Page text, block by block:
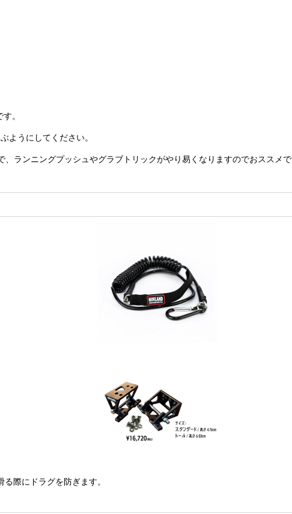
。
ようにしてください。
ランニングプッシュやグラブトリックがやり易くなりますのでおススメ
際にドラグを防ぎます。